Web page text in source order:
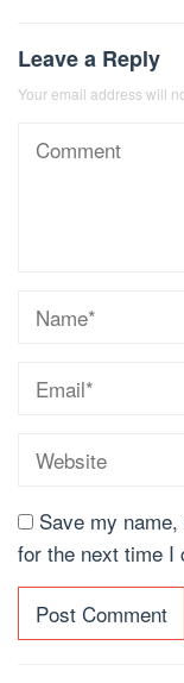
Leave a Reply
Your email address will
Save my
for the next time I